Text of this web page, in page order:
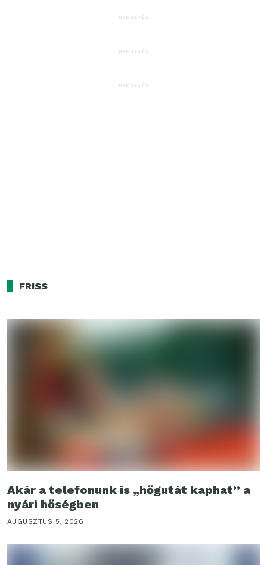
HIRDETÉS
HIRDETÉS
HIRDETÉS
FRISS
Akár a telefonunk is „hőgutát kaphat” a
nyári hőségben
AUGUSZTUS 5, 2026